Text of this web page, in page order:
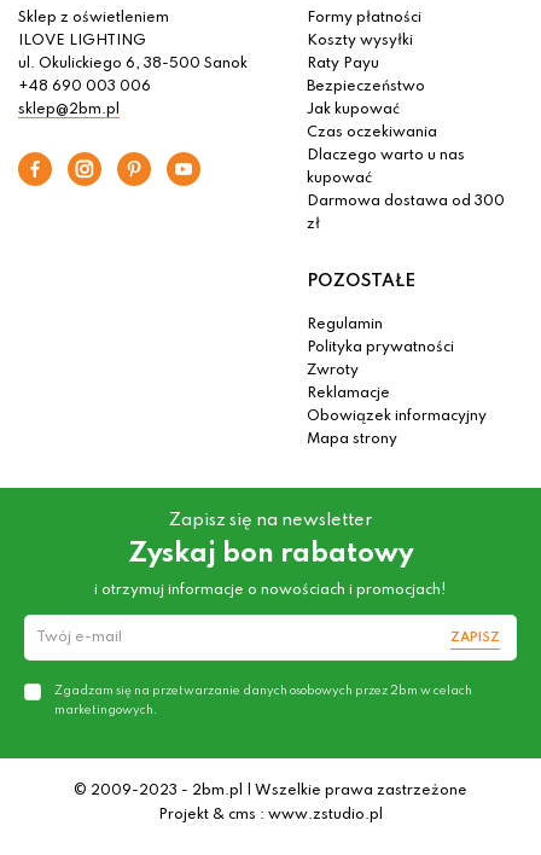
Sklep z oświetleniem
ILOVE LIGHTING
ul. Okulickiego 6, 38-500 Sanok
+48 690 003 006
sklep@2bm.pl
Formy płatności
Koszty wysyłki
Raty Payu
Bezpieczeństwo
Jak kupować
Czas oczekiwania
Dlaczego warto u nas
kupować
Darmowa dostawa od 300
zł
POZOSTAŁE
Regulamin
Polityka prywatności
Zwroty
Reklamacje
Obowiązek informacyjny
Mapa strony
Zapisz się na newsletter
Zyskaj bon rabatowy
i otrzymuj informacje o nowościach i promocjach!
ZAPISZ
Zgadzam się na przetwarzanie danych osobowych przez 2bm w celach
marketingowych.
© 2009-2023 - 2bm.pl | Wszelkie prawa zastrzeżone
Projekt & cms : www.zstudio.pl